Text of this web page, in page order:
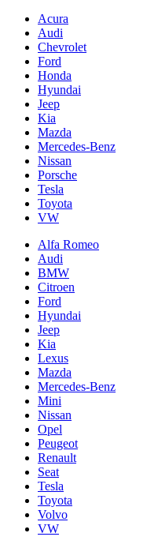
Acura
Audi
Chevrolet
Ford
Honda
Hyundai
Jeep
Kia
Mazda
Mercedes-Benz
Nissan
Porsche
Tesla
Toyota
VW
Alfa Romeo
Audi
BMW
Citroen
Ford
Hyundai
Jeep
Kia
Lexus
Mazda
Mercedes-Benz
Mini
Nissan
Opel
Peugeot
Renault
Seat
Tesla
Toyota
Volvo
VW